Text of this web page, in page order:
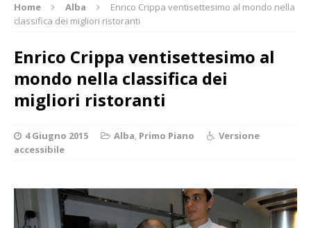
Home Alba
Enrico Crippa ventisettesimo al mondo nella
classifica dei migliori ristoranti
Enrico Crippa ventisettesimo al
mondo nella classifica dei
migliori ristoranti
4 Giugno 2015 Alba, Primo Piano
Versione
accessibile